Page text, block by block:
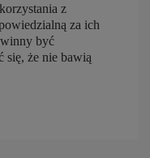
z
za ich
być
się, że nie bawią